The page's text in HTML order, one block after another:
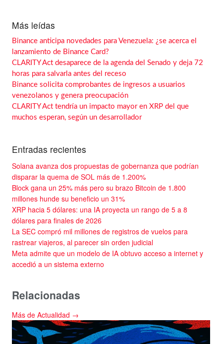
Más leídas
Binance anticipa novedades para Venezuela: ¿se acerca el
lanzamiento de Binance Card?
CLARITY Act desaparece de la agenda del Senado y deja 72
horas para salvarla antes del receso
Binance solicita comprobantes de ingresos a usuarios
venezolanos y genera preocupación
CLARITY Act tendría un impacto mayor en XRP del que
muchos esperan, según un desarrollador
Entradas recientes
Solana avanza dos propuestas de gobernanza que podrían
disparar la quema de SOL más de 1.200%
Block gana un 25% más pero su brazo Bitcoin de 1.800
millones hunde su beneficio un 31%
XRP hacia 5 dólares: una IA proyecta un rango de 5 a 8
dólares para finales de 2026
La SEC compró mil millones de registros de vuelos para
rastrear viajeros, al parecer sin orden judicial
Meta admite que un modelo de IA obtuvo acceso a internet y
accedió a un sistema externo
Relacionadas
Más de Actualidad →